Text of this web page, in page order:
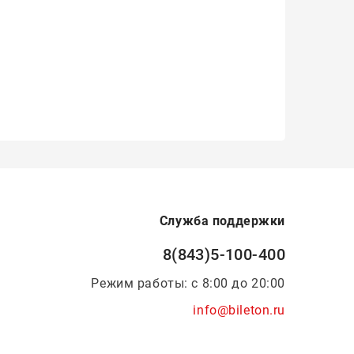
Служба поддержки
8(843)5-100-400
Режим работы: с 8:00 до 20:00
info@bileton.ru